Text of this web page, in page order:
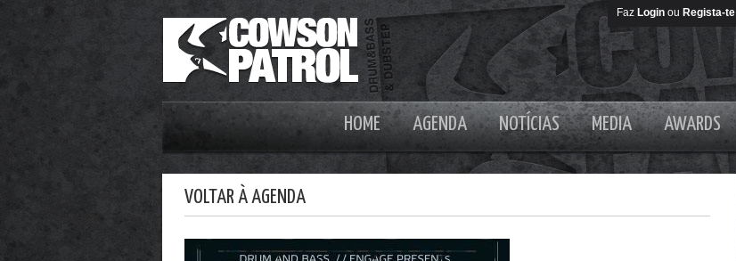
Faz Login ou Regista-te
HOME AGENDA NOTÍCIAS MEDIA AWARDS
VOLTAR À AGENDA